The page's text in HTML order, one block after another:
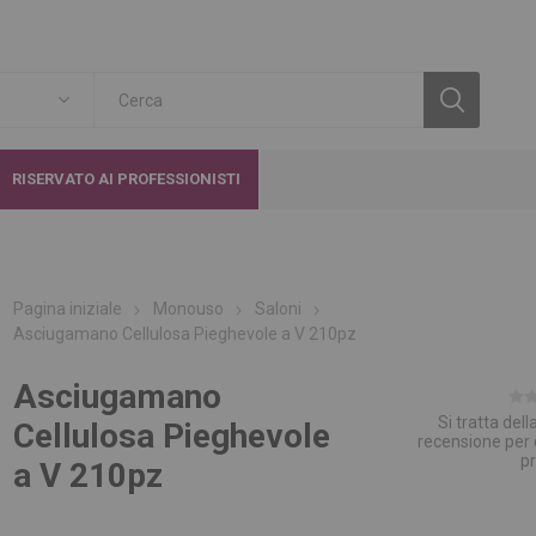
RISERVATO AI PROFESSIONISTI
Pagina iniziale Monouso
Saloni
Asciugamano Cellulosa Pieghevole a V 210pz
Asciugamano
Cellulosa Pieghevole
a V 210pz
Si tratta
recensione per